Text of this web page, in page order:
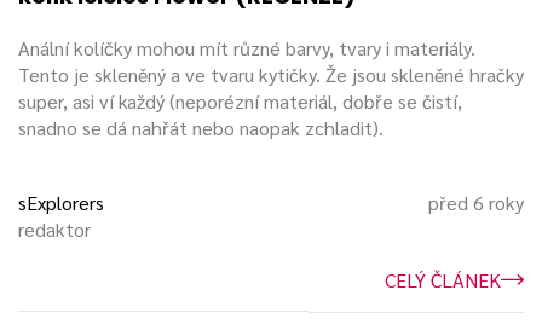
Anální kolíčky mohou mít různé barvy, tvary i materiály.
Tento je skleněný a ve tvaru kytičky. Že jsou skleněné hračky
super, asi ví každý (neporézní materiál, dobře se čistí,
snadno se dá nahřát nebo naopak zchladit).
sExplorers
redaktor
před 6 roky
CELÝ ČLÁNEK